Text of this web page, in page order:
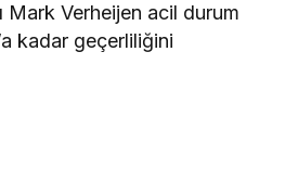
Mark Verheijen acil durum
kadar geçerliliğini